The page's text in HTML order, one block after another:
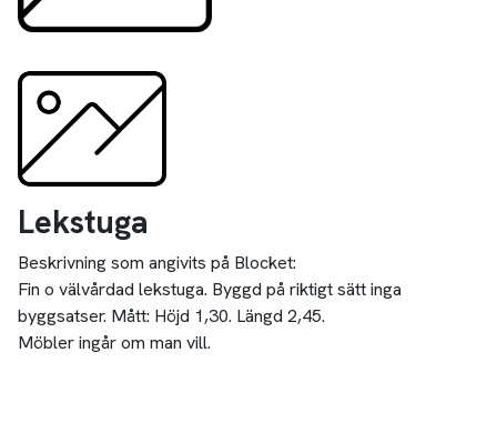
Lekstuga
Beskrivning som angivits på Blocket:
Fin o välvårdad lekstuga. Byggd på riktigt sätt inga
byggsatser. Mått: Höjd 1,30. Längd 2,45.
Möbler ingår om man vill.